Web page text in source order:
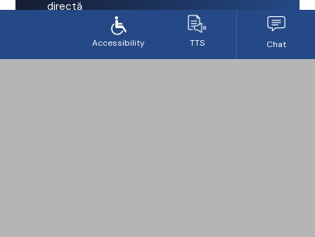
directă
Diplomă recunoscută internațional — exerciți
profesia oriunde în lume